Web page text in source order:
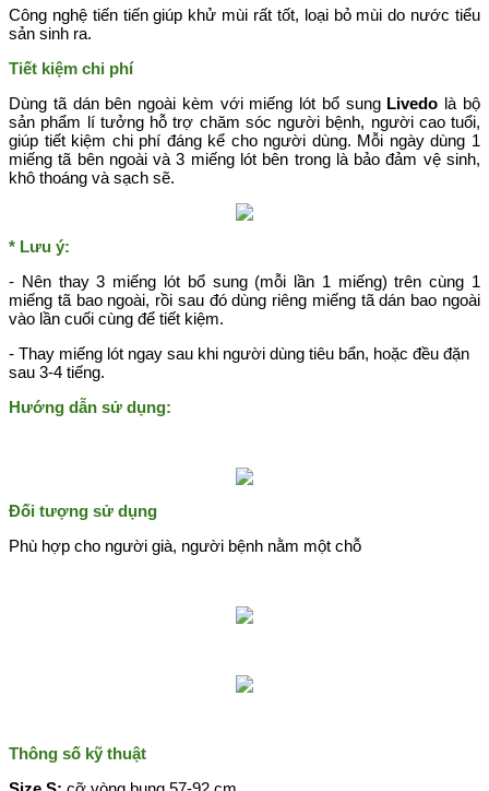
Công nghệ tiến tiến giúp khử mùi rất tốt, loại bỏ mùi do nước tiểu
sản sinh ra.
Tiết kiệm chi phí
Dùng tã dán bên ngoài kèm với miếng lót bổ sung Livedo là bộ
sản phẩm lí tưởng hỗ trợ chăm sóc người bệnh, người cao tuổi,
giúp tiết kiệm chi phí đáng kể cho người dùng. Mỗi ngày dùng 1
miếng tã bên ngoài và 3 miếng lót bên trong là bảo đảm vệ sinh,
khô thoáng và sạch sẽ.
* Lưu ý:
- Nên thay 3 miếng lót bổ sung (mỗi lần 1 miếng) trên cùng 1
miếng tã bao ngoài, rồi sau đó dùng riêng miếng tã dán bao ngoài
vào lần cuối cùng để tiết kiệm.
- Thay miếng lót ngay sau khi người dùng tiêu bẩn, hoặc đều đặn
sau 3-4 tiếng.
Hướng dẫn sử dụng:
Đối tượng sử dụng
Phù hợp cho người già, người bệnh nằm một chỗ
Thông số kỹ thuật